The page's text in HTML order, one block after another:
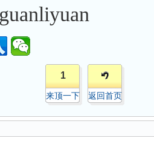
1
来顶一下 返回首页